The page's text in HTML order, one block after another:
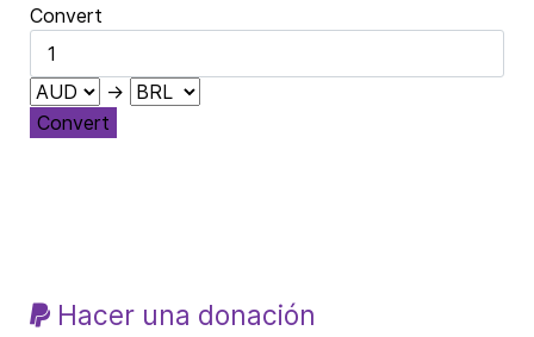
Convert
→
Convert
Hacer una donación